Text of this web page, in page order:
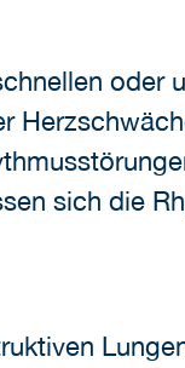
oder
sich die